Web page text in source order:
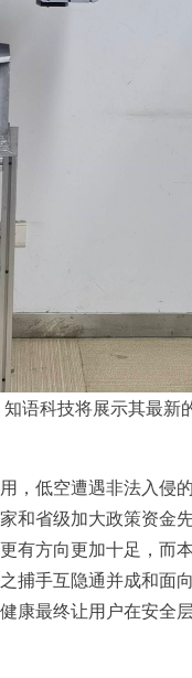
语科技将展示其最
，低空遭遇非法入
和省级加大政策资
有方向更加十足，而
捕手互隐通并成和
康最终让用户在安